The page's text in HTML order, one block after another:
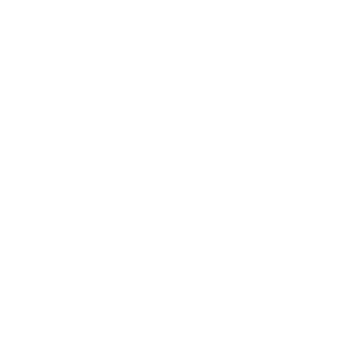
auf 38 Cent
jetzt wissen müssen
die neue Pendlerpauschale
Werbungskosten
ab 2026: Erhöhung